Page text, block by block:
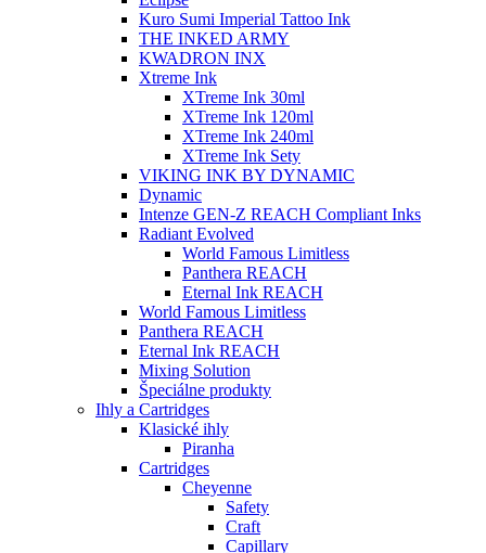
Kuro Sumi Imperial Tattoo Ink
THE INKED ARMY
KWADRON INX
Xtreme Ink
XTreme Ink 30ml
XTreme Ink 120ml
XTreme Ink 240ml
XTreme Ink Sety
VIKING INK BY DYNAMIC
Dynamic
Intenze GEN-Z REACH Compliant Inks
Radiant Evolved
World Famous Limitless
Panthera REACH
Eternal Ink REACH
World Famous Limitless
Panthera REACH
Eternal Ink REACH
Mixing Solution
Špeciálne produkty
Ihly a Cartridges
Klasické ihly
Piranha
Cartridges
Cheyenne
Safety
Craft
Capillary